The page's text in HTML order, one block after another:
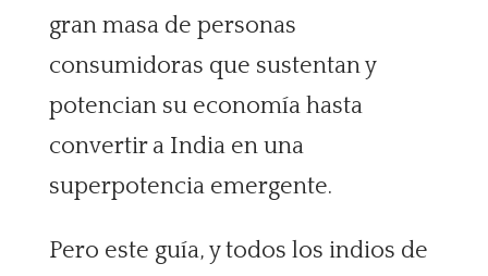
gran masa de personas
consumidoras que sustentan y
potencian su economía hasta
convertir a India en una
superpotencia emergente.
Pero este guía, y todos los indios de